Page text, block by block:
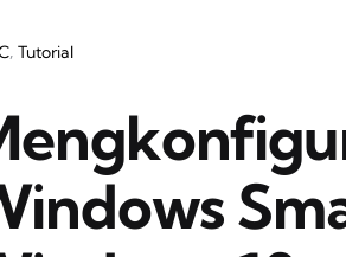
Tutorial